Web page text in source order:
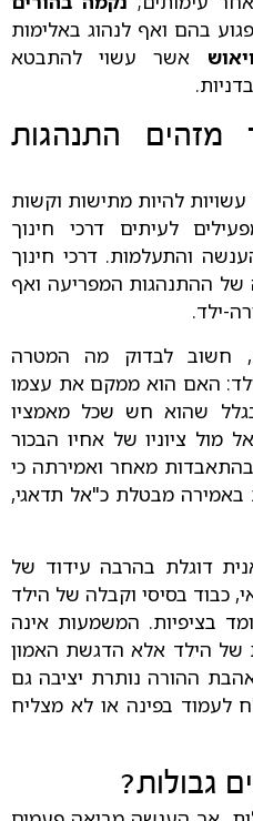
בהם ואף לנהוג באלימות
ויאוש אשר עשוי להתבטא
התנהגות
להיות מתישות וקשות
לעיתים דרכי חינוך
והתעלמות. דרכי חינוך
של ההתנהגות המפריעה ואף
ילד.
חשוב לבדוק מה המטרה
האם הוא ממקם את עצמו
שהוא חש שכל מאמציו
מול ציוניו של אחיו הבכור
מאחר ואמירתה כי
באמירה מבטלת כ"אל תדאגי,
דוגלת בהרבה עידוד של
כבוד בסיסי וקבלה של הילד
בציפיות. המשמעות אינה
של הילד אלא הדגשת האמון
ההורה נותרת יציבה גם
לעמוד בפינה או לא מצליח
גבולות?